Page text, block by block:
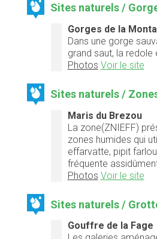
Sites naturels /
Gorges de la
Dans une gorge
grand saut, la redole
Photos Voir le site
Sites naturels /
Maris du Brezou
La zone(ZNIEFF)
zones humides qui
effarvatte, pipit
fréquente
Photos Voir le site
Sites naturels /
Gouffre de la Fage